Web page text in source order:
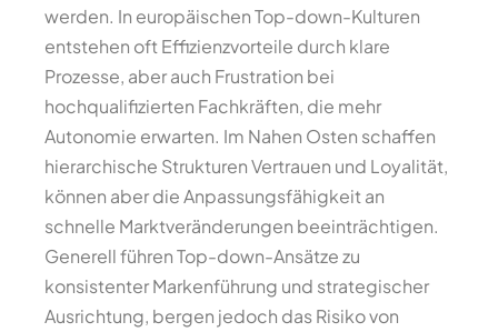
werden. In europäischen Top-down-Kulturen
entstehen oft Effizienzvorteile durch klare
Prozesse, aber auch Frustration bei
hochqualifizierten Fachkräften, die mehr
Autonomie erwarten. Im Nahen Osten schaffen
hierarchische Strukturen Vertrauen und Loyalität,
können aber die Anpassungsfähigkeit an
schnelle Marktveränderungen beeinträchtigen.
Generell führen Top-down-Ansätze zu
konsistenter Markenführung und strategischer
Ausrichtung, bergen jedoch das Risiko von